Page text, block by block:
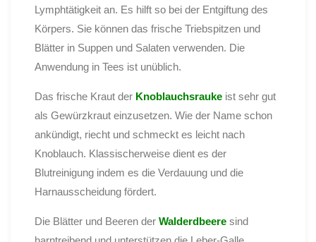
Lymphtätigkeit an. Es hilft so bei der Entgiftung des
Körpers. Sie können das frische Triebspitzen und
Blätter in Suppen und Salaten verwenden. Die
Anwendung in Tees ist unüblich.
Das frische Kraut der Knoblauchsrauke ist sehr gut
als Gewürzkraut einzusetzen. Wie der Name schon
ankündigt, riecht und schmeckt es leicht nach
Knoblauch. Klassischerweise dient es der
Blutreinigung indem es die Verdauung und die
Harnausscheidung fördert.
Die Blätter und Beeren der Walderdbeere sind